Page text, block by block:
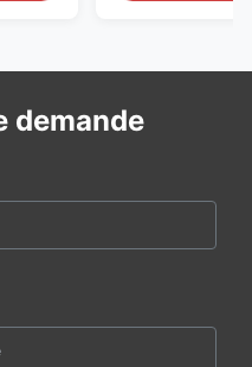
demande